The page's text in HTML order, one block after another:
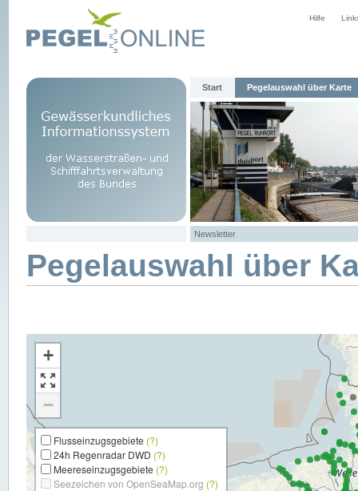
Hilfe
Start Pegelauswahl über Karte
Newsletter
Pegelauswahl über
+
−
Flusseinzugsgebiete (?)
24h Regenradar DWD (?)
Meereseinzugsgebiete (?)
Seezeichen von OpenSeaMap.org (?)